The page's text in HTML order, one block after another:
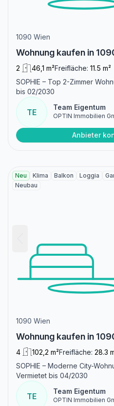
1090 Wien
Wohnung kaufen in
2 46,1 m²Freifläche: 11.5 m²
SOPHIE – Top 2-Zimmer
bis 02/2030
TE
Team Eigentum
OPTIN Immobilien
Anbieter
Neu Klima Balkon Loggia
Neubau
1090 Wien
Wohnung kaufen in
4 102,2 m²Freifläche: 28.3
SOPHIE – Moderne City-
Vermietet bis 04/2030
TE
Team Eigentum
OPTIN Immobilien